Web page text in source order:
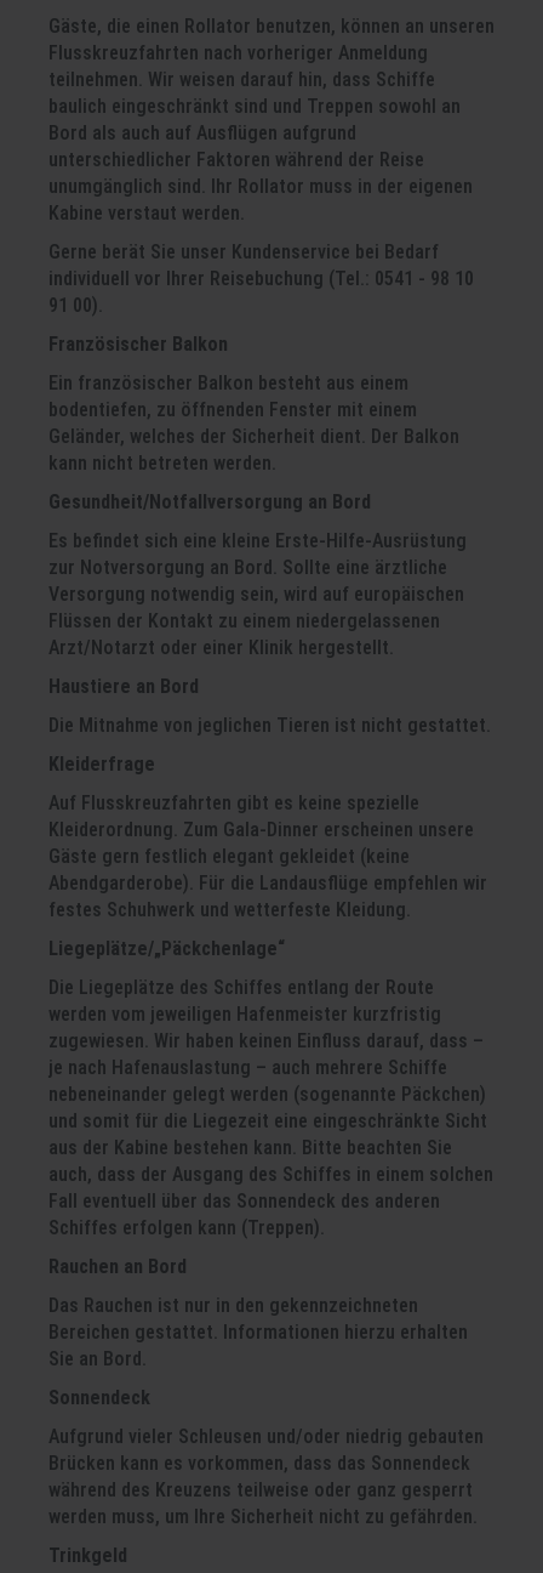
Gäste, die einen Rollator benutzen, können an unseren
Flusskreuzfahrten nach vorheriger Anmeldung
teilnehmen. Wir weisen darauf hin, dass Schiffe
baulich eingeschränkt sind und Treppen sowohl an
Bord als auch auf Ausflügen aufgrund
unterschiedlicher Faktoren während der Reise
unumgänglich sind. Ihr Rollator muss in der eigenen
Kabine verstaut werden.
Gerne berät Sie unser Kundenservice bei Bedarf
individuell vor Ihrer Reisebuchung (Tel.: 0541 - 98 10
91 00).
Französischer Balkon
Ein französischer Balkon besteht aus einem
bodentiefen, zu öffnenden Fenster mit einem
Geländer, welches der Sicherheit dient. Der Balkon
kann nicht betreten werden.
Gesundheit/Notfallversorgung an Bord
Es befindet sich eine kleine Erste-Hilfe-Ausrüstung
zur Notversorgung an Bord. Sollte eine ärztliche
Versorgung notwendig sein, wird auf europäischen
Flüssen der Kontakt zu einem niedergelassenen
Arzt/Notarzt oder einer Klinik hergestellt.
Haustiere an Bord
Die Mitnahme von jeglichen Tieren ist nicht gestattet.
Kleiderfrage
Auf Flusskreuzfahrten gibt es keine spezielle
Kleiderordnung. Zum Gala-Dinner erscheinen unsere
Gäste gern festlich elegant gekleidet (keine
Abendgarderobe). Für die Landausflüge empfehlen wir
festes Schuhwerk und wetterfeste Kleidung.
Liegeplätze/„Päckchenlage“
Die Liegeplätze des Schiffes entlang der Route
werden vom jeweiligen Hafenmeister kurzfristig
zugewiesen. Wir haben keinen Einfluss darauf, dass –
je nach Hafenauslastung – auch mehrere Schiffe
nebeneinander gelegt werden (sogenannte Päckchen)
und somit für die Liegezeit eine eingeschränkte Sicht
aus der Kabine bestehen kann. Bitte beachten Sie
auch, dass der Ausgang des Schiffes in einem solchen
Fall eventuell über das Sonnendeck des anderen
Schiffes erfolgen kann (Treppen).
Rauchen an Bord
Das Rauchen ist nur in den gekennzeichneten
Bereichen gestattet. Informationen hierzu erhalten
Sie an Bord.
Sonnendeck
Aufgrund vieler Schleusen und/oder niedrig gebauten
Brücken kann es vorkommen, dass das Sonnendeck
während des Kreuzens teilweise oder ganz gesperrt
werden muss, um Ihre Sicherheit nicht zu gefährden.
Trinkgeld